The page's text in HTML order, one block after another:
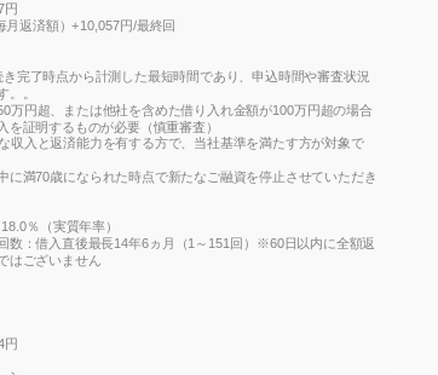
円
返済額）+10,057円/最終回
完了時点から計測した最短時間であり、申込時間や審査状況
。。
万円超、または他社を含めた借り入れ金額が100万円超の場合
を証明するものが必要（慎重審査）
収入と返済能力を有する方で、当社基準を満たす方が対象で
に満70歳になられた時点で新たなご融資を停止させていただき
％（実質年率）
数：借入直後最長14年6ヵ月（1～151回）※60日以内に全額返
はございません
円